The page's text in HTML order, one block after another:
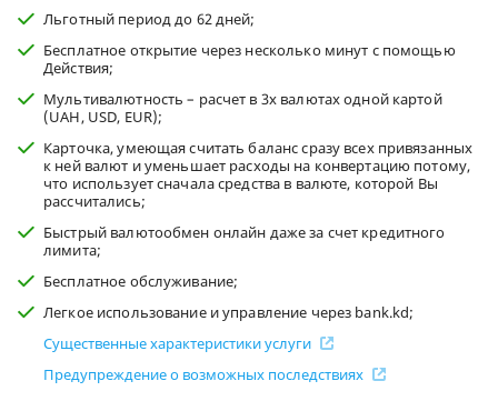
Льготный период до 62 дней;
Бесплатное открытие через несколько минут с помощью
Действия;
Мультивалютность – расчет в 3х валютах одной картой
(UAH, USD, EUR);
Карточка, умеющая считать баланс сразу всех привязанных
к ней валют и уменьшает расходы на конвертацию потому,
что использует сначала средства в валюте, которой Вы
рассчитались;
Быстрый валютообмен онлайн даже за счет кредитного
лимита;
Бесплатное обслуживание;
Легкое использование и управление через bank.kd;
Существенные характеристики услуги
Предупреждение о возможных последствиях